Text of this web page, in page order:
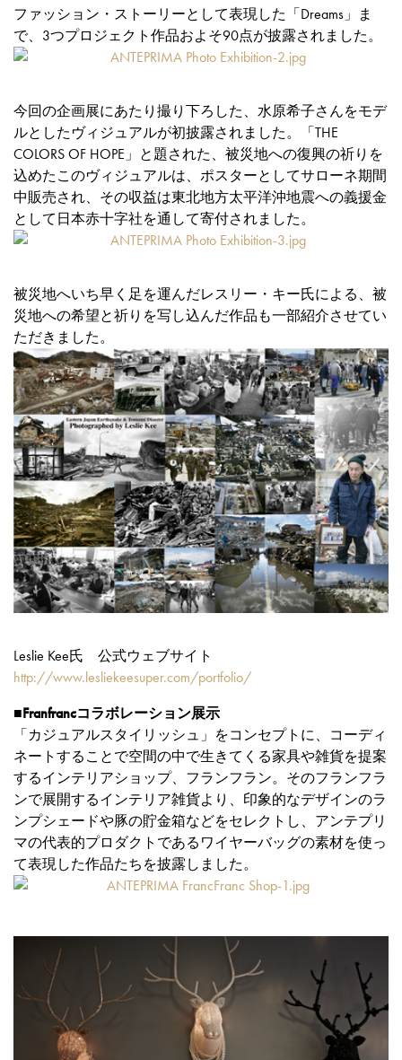
ファッション・ストーリーとして表現した「Dreams」ま
で、3つプロジェクト作品およそ90点が披露されました。
今回の企画展にあたり撮り下ろした、水原希子さんをモデ
ルとしたヴィジュアルが初披露されました。「THE
COLORS OF HOPE」と題された、被災地への復興の祈りを
込めたこのヴィジュアルは、ポスターとしてサローネ期間
中販売され、その収益は東北地方太平洋沖地震への義援金
として日本赤十字社を通して寄付されました。
被災地へいち早く足を運んだレスリー・キー氏による、被
災地への希望と祈りを写し込んだ作品も一部紹介させてい
ただきました。
Leslie Kee氏 公式ウェブサイト
http://www.lesliekeesuper.com/portfolio/
■Franfrancコラボレーション展示
「カジュアルスタイリッシュ」をコンセプトに、コーディ
ネートすることで空間の中で生きてくる家具や雑貨を提案
するインテリアショップ、フランフラン。そのフランフラ
ンで展開するインテリア雑貨より、印象的なデザインのラ
ンプシェードや豚の貯金箱などをセレクトし、アンテプリ
マの代表的プロダクトであるワイヤーバッグの素材を使っ
て表現した作品たちを披露しました。